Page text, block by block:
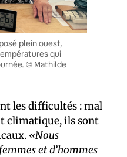
plein ouest,
qui
© Mathilde
les difficultés : mal
climatique, ils sont
«Nous
et d’hommes